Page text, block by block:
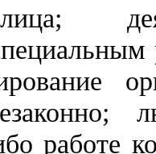
лица;
работе